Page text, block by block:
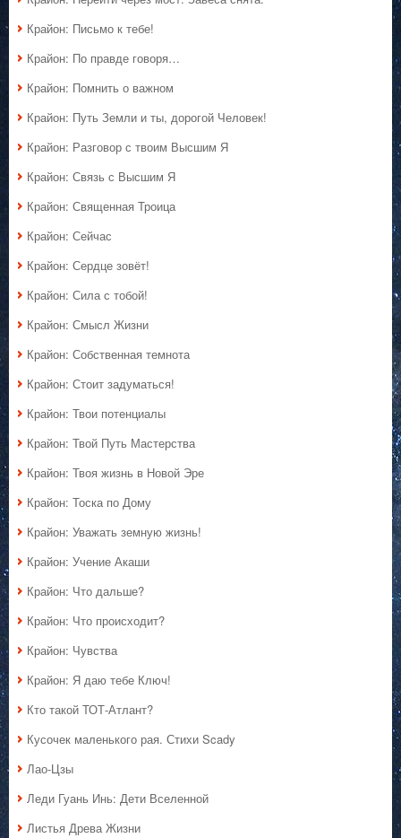
Крайон: Письмо к тебе!
Крайон: По правде говоря…
Крайон: Помнить о важном
Крайон: Путь Земли и ты, дорогой Человек!
Крайон: Разговор с твоим Высшим Я
Крайон: Связь с Высшим Я
Крайон: Священная Троица
Крайон: Сейчас
Крайон: Сердце зовёт!
Крайон: Сила с тобой!
Крайон: Смысл Жизни
Крайон: Собственная темнота
Крайон: Стоит задуматься!
Крайон: Твои потенциалы
Крайон: Твой Путь Мастерства
Крайон: Твоя жизнь в Новой Эре
Крайон: Тоска по Дому
Крайон: Уважать земную жизнь!
Крайон: Учение Акаши
Крайон: Что дальше?
Крайон: Что происходит?
Крайон: Чувства
Крайон: Я даю тебе Ключ!
Кто такой ТОТ-Атлант?
Кусочек маленького рая. Стихи Scady
Лао-Цзы
Леди Гуань Инь: Дети Вселенной
Листья Древа Жизни